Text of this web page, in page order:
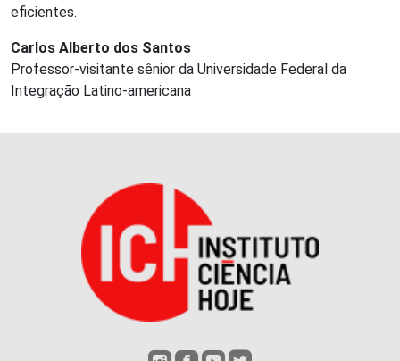
eficientes.
Carlos Alberto dos Santos
Professor-visitante sênior da Universidade Federal da
Integração Latino-americana